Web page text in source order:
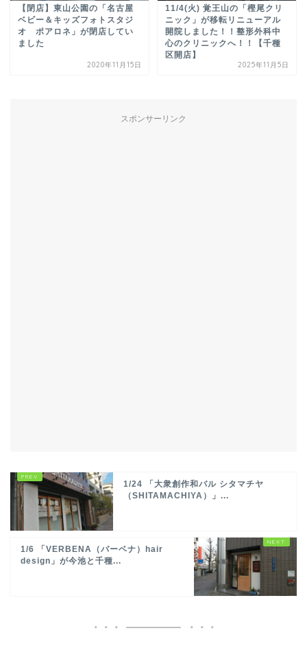
【閉店】東山公園の「名古屋
ベビー＆キッズフォトスタジ
オ ポアロネ」が閉店してい
ました
2020年11月15日
11/4(火) 覚王山の「樫尾クリ
ニック」が移転リニューアル
開院しました！！整形外科中
心のクリニックへ！！【千種
区開店】
2025年11月5日
スポンサーリンク
1/24 「大衆創作和バル シタマチヤ
（SHITAMACHIYA）」...
1/6 「VERBENA（バーベナ）hair
design」が今池と千種...